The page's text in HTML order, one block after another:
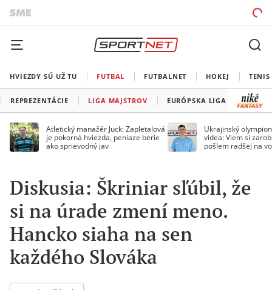
HVIEZDY SÚ UŽ TU FUTBAL FUTBALNET HOKEJ TENIS
REPREZENTÁCIE LIGA MAJSTROV EURÓPSKA LIGA
Atletický manažér Juck: Zapletalová
je pokorná hviezda, peniaze berie
ako sprievodný jav
Ukrajinský
videa: Viem si
pošlem radšej na
Diskusia: Škriniar sľúbil, že
si na úrade zmení meno.
Hancko siaha na sen
každého Slováka